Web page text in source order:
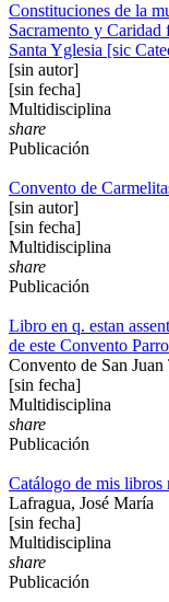
Constituciones de la
Sacramento y Caridad
Santa Yglesia [sic
[sin autor]
[sin fecha]
Multidisciplina
share
Publicación
Convento de
[sin autor]
[sin fecha]
Multidisciplina
share
Publicación
Libro en q. estan
de este Convento
Convento de San
[sin fecha]
Multidisciplina
share
Publicación
Catálogo de mis
Lafragua, José María
[sin fecha]
Multidisciplina
share
Publicación